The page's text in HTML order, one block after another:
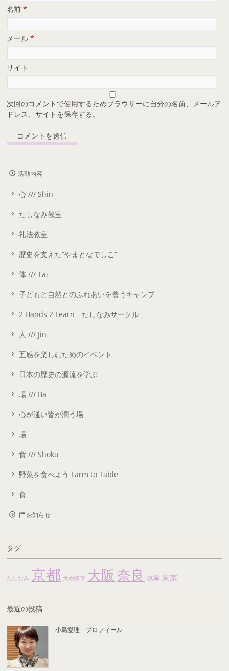
名前*
メール*
サイト
次回のコメントで使用するためブラウザーに自分の名前、メールア
ドレス、サイトを保存する。
活動内容
心 /// Shin
たしなみ教室
礼法教室
歴史を支えた“やまとなでしこ”
体 /// Tai
子どもと自然とのふれあいを養うキャンプ
2 Hands 2 Learn たしなみサークル
人 /// Jin
五感を楽しむためのイベント
日本の歴史の源流を学ぶ
場 /// Ba
心が通い皆が潤う場
場
食 /// Shoku
野菜を食べよう Farm to Table
食
お知らせ
タグ
たしなみ 京都 大命降下 大阪 奈良 岐阜 東京
最近の投稿
小島愛理 プロフィール